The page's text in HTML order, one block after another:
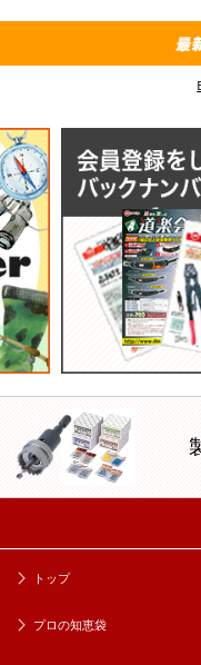
トップ
プロの知恵袋